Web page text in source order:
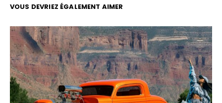
VOUS DEVRIEZ ÉGALEMENT AIMER